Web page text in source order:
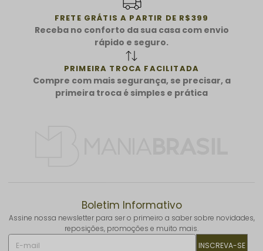
FRETE GRÁTIS A PARTIR DE R$399
Receba no conforto da sua casa com envio
rápido e seguro.
PRIMEIRA TROCA FACILITADA
Compre com mais segurança, se precisar, a
primeira troca é simples e prática
Boletim Informativo
Assine nossa newsletter para ser o primeiro a saber sobre novidades,
reposições, promoções e muito mais.
INSCREVA-SE